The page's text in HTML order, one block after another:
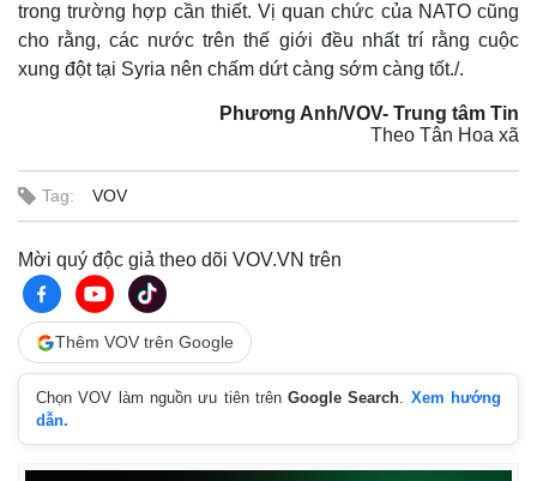
trong trường hợp cần thiết. Vị quan chức của NATO cũng
cho rằng, các nước trên thế giới đều nhất trí rằng cuộc
xung đột tại Syria nên chấm dứt càng sớm càng tốt./.
Phương Anh/VOV- Trung tâm Tin
Theo Tân Hoa xã
Tag: VOV
Mời quý độc giả theo dõi VOV.VN trên
Thêm VOV trên Google
Chọn VOV làm nguồn ưu tiên trênGoogle Search. Xem hướng
dẫn.